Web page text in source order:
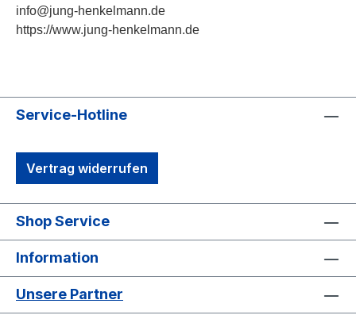
info@jung-henkelmann.de
https://www.jung-henkelmann.de
Service-Hotline
Vertrag widerrufen
Shop Service
Information
Unsere Partner